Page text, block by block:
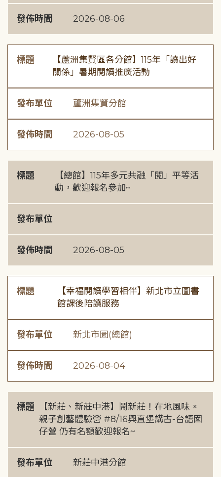
發佈時間 2026-08-06
標題
【蘆洲集賢區各分館】115年「讀出好
關係」暑期閱讀推廣活動
發布單位 蘆洲集賢分館
發佈時間 2026-08-05
標題
【總館】115年多元共融「閱」平等活
動，歡迎報名參加~
發布單位
發佈時間 2026-08-05
標題
【幸福閱讀學習相伴】新北市立圖書
館課後陪讀服務
發布單位 新北市圖(總館)
發佈時間 2026-08-04
標題
【新莊、新莊中港】鬧新莊！在地風味 ×
親子創藝體驗營 #8/16興直堡講古-台語囡
仔營 仍有名額歡迎報名~
發布單位 新莊中港分館